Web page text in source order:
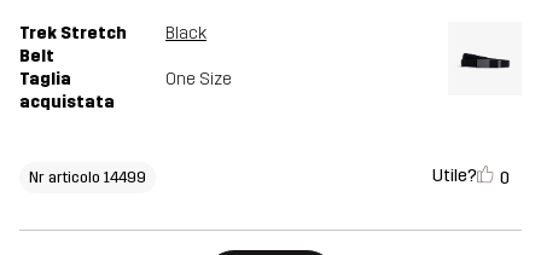
Trek Stretch
Belt
Black
Taglia
acquistata
One Size
Nr articolo 14499 Utile? 0